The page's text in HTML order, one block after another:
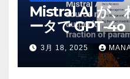
Mistral AI が、
ータで GPT-4o
しいオープンソ
リース |
3月 18, 2025